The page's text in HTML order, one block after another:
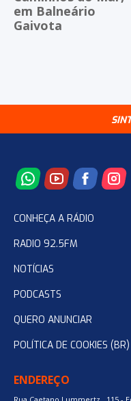
em Balneário
Gaivota
CONHEÇA A RÁDIO
RADIO 92.5FM
NOTÍCIAS
PODCASTS
QUERO ANUNCIAR
POLÍTICA DE COOKIES (BR)
ENDEREÇO